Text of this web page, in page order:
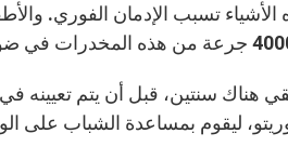
تسبب الإدمان الفوري.
إستيرو. بقي هناك سنتين، قبل أن يتم